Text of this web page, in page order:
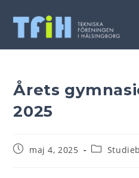
innehållet
Årets
2025
Inläggetmaj 4, 2025